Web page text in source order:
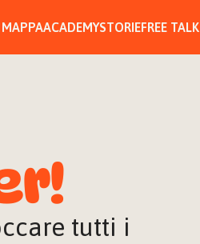
MAPPAACADEMYSTORIEFREE TALK
tutti i